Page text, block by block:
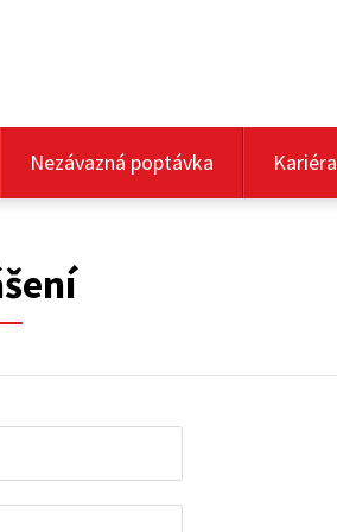
Nezávazná poptávka Kariéra